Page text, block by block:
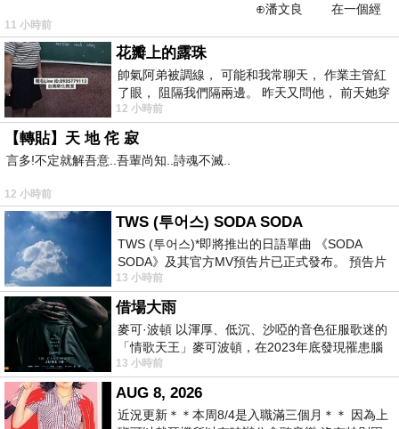
⊕潘文良 在一個經
常颳風的山丘上—&m
11 小時前
花瓣上的露珠
帥氣阿弟被調線， 可能和我常聊天， 作業主管紅
了眼， 阻隔我們隔兩邊。 昨天又問他， 前天她穿
什麼顏色衣服， 不經
12 小時前
【轉貼】天 地 侘 寂
言多!不定就解吾意..吾輩尚知..詩魂不滅..
12 小時前
TWS (투어스) SODA SODA
TWS (투어스)*即將推出的日語單曲 《SODA
SODA》及其官方MV預告片已正式發布。 預告片
一經發布， 就引發了粉絲們對這次夏季回
13 小時前
借場大雨
麥可·波頓 以渾厚、低沉、沙啞的音色征服歌迷的
「情歌天王」麥可波頓，在2023年底發現罹患腦
瘤「祈禱早日康復，一切都好」。
13 小時前
AUG 8, 2026
近況更新＊＊本周8/4是入職滿三個月＊＊ 因為上